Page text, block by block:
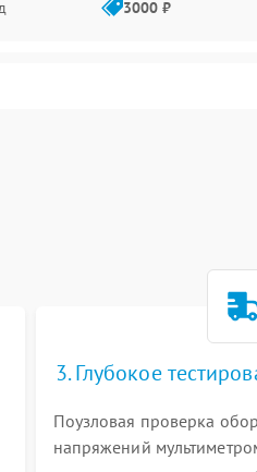
3000 ₽
3. Глубокое
Поузловая проверка
напряжений